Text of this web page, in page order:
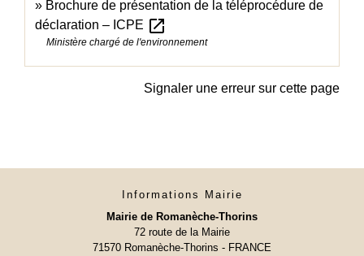
Brochure de présentation de la téléprocédure de
déclaration – ICPE open_in_new
Ministère chargé de l'environnement
Signaler une erreur sur cette page
Informations Mairie
Mairie de Romanèche-Thorins
72 route de la Mairie
71570 Romanèche-Thorins - FRANCE